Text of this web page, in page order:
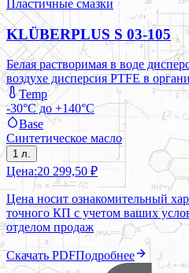
Пластичные смазки
KLÜBERPLUS S 03-105
Белая растворимая в воде
воздухе дисперсия PTFE в
Temp
-30°C до +140°C
Base
Синтетическое масло
1 л.
Цена:20 299,50 ₽
Цена носит ознакомительный
точного КП с учетом ваших
отделом продаж
Скачать PDFПодробнее